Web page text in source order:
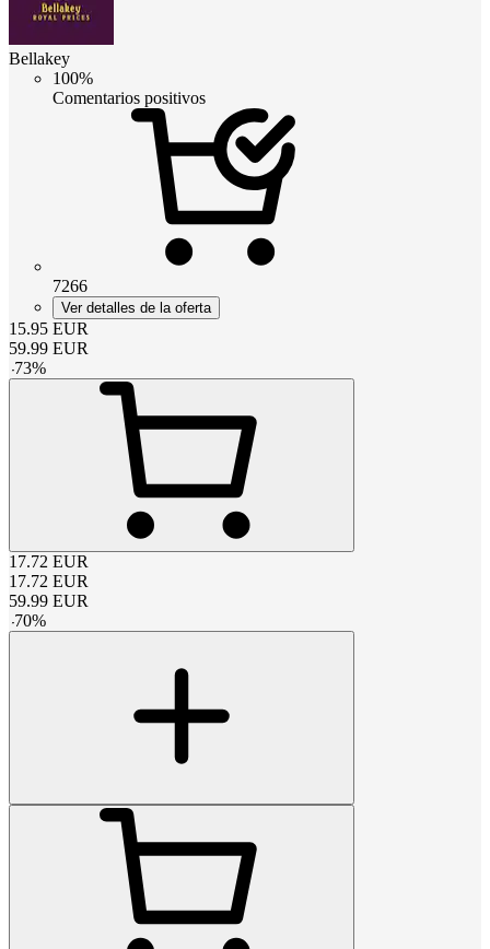
Bellakey
100%
Comentarios positivos
7266
Ver detalles de la oferta
15.95 EUR
59.99 EUR
-73%
17.72 EUR
17.72 EUR
59.99 EUR
-70%